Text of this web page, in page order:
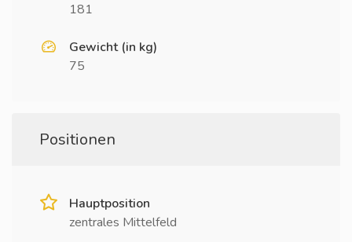
181
Gewicht (in kg)
75
Positionen
Hauptposition
zentrales Mittelfeld